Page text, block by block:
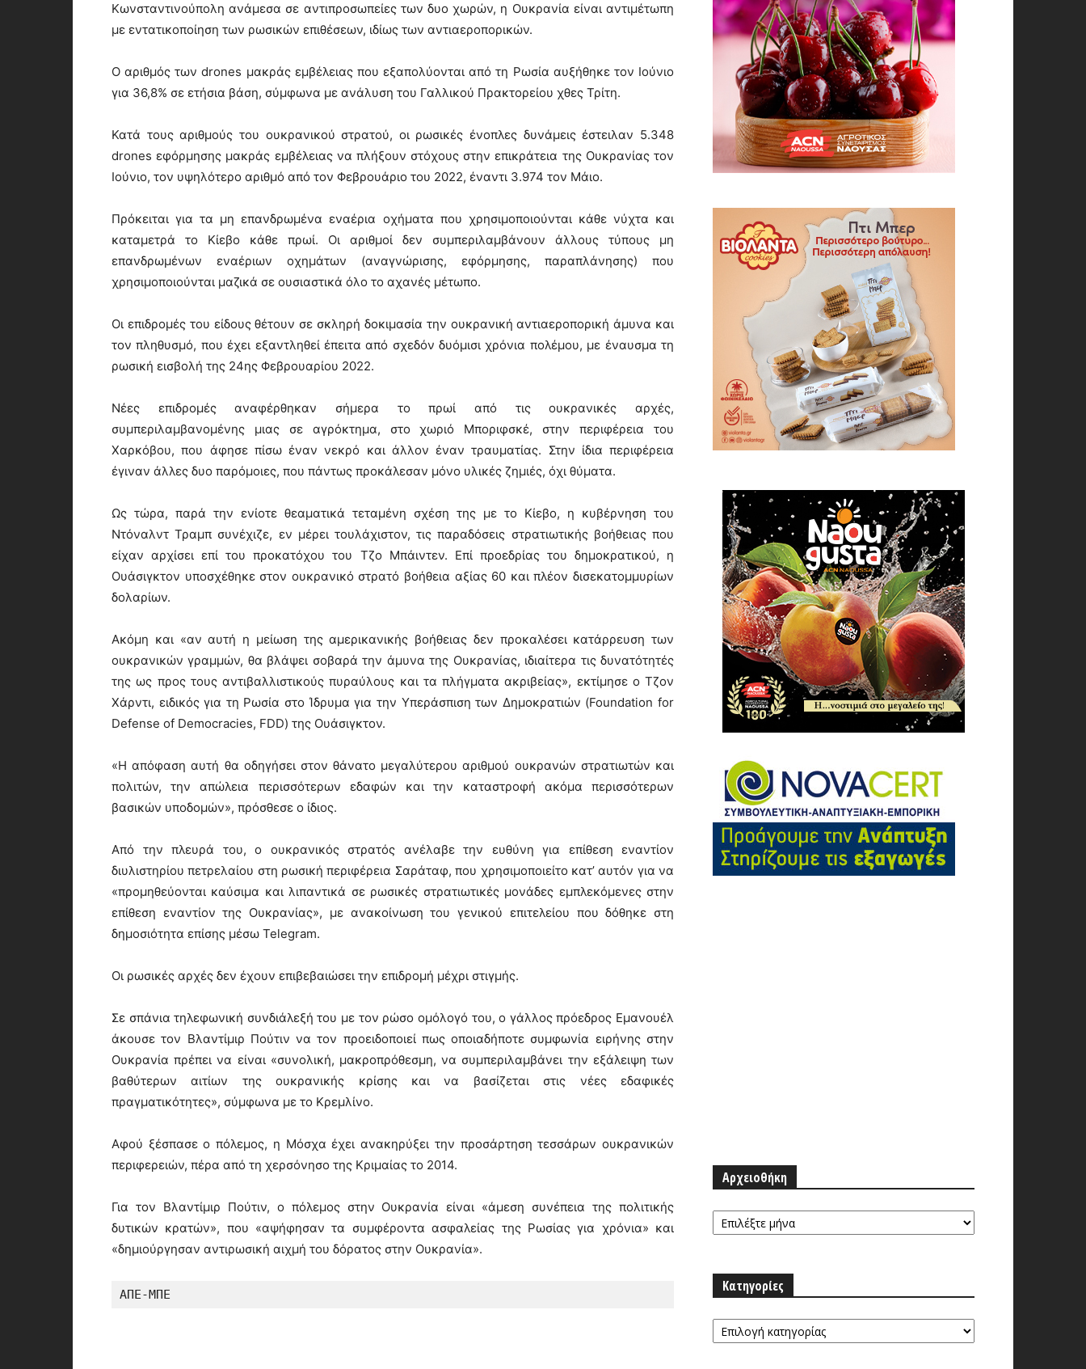
Κωνσταντινούπολη ανάμεσα σε αντιπροσωπείες των δυο χωρών, η Ουκρανία είναι αντιμέτωπη
με εντατικοποίηση των ρωσικών επιθέσεων, ιδίως των αντιαεροπορικών.
Ο αριθμός των drones μακράς εμβέλειας που εξαπολύονται από τη Ρωσία αυξήθηκε τον Ιούνιο
για 36,8% σε ετήσια βάση, σύμφωνα με ανάλυση του Γαλλικού Πρακτορείου χθες Τρίτη.
Κατά τους αριθμούς του ουκρανικού στρατού, οι ρωσικές ένοπλες δυνάμεις έστειλαν 5.348
drones εφόρμησης μακράς εμβέλειας να πλήξουν στόχους στην επικράτεια της Ουκρανίας τον
Ιούνιο, τον υψηλότερο αριθμό από τον Φεβρουάριο του 2022, έναντι 3.974 τον Μάιο.
Πρόκειται για τα μη επανδρωμένα εναέρια οχήματα που χρησιμοποιούνται κάθε νύχτα και
καταμετρά το Κίεβο κάθε πρωί. Οι αριθμοί δεν συμπεριλαμβάνουν άλλους τύπους μη
επανδρωμένων εναέριων οχημάτων (αναγνώρισης, εφόρμησης, παραπλάνησης) που
χρησιμοποιούνται μαζικά σε ουσιαστικά όλο το αχανές μέτωπο.
Οι επιδρομές του είδους θέτουν σε σκληρή δοκιμασία την ουκρανική αντιαεροπορική άμυνα και
τον πληθυσμό, που έχει εξαντληθεί έπειτα από σχεδόν δυόμισι χρόνια πολέμου, με έναυσμα τη
ρωσική εισβολή της 24ης Φεβρουαρίου 2022.
Νέες επιδρομές αναφέρθηκαν σήμερα το πρωί από τις ουκρανικές αρχές,
συμπεριλαμβανομένης μιας σε αγρόκτημα, στο χωριό Μποριφσκέ, στην περιφέρεια του
Χαρκόβου, που άφησε πίσω έναν νεκρό και άλλον έναν τραυματίας. Στην ίδια περιφέρεια
έγιναν άλλες δυο παρόμοιες, που πάντως προκάλεσαν μόνο υλικές ζημιές, όχι θύματα.
Ως τώρα, παρά την ενίοτε θεαματικά τεταμένη σχέση της με το Κίεβο, η κυβέρνηση του
Ντόναλντ Τραμπ συνέχιζε, εν μέρει τουλάχιστον, τις παραδόσεις στρατιωτικής βοήθειας που
είχαν αρχίσει επί του προκατόχου του Τζο Μπάιντεν. Επί προεδρίας του δημοκρατικού, η
Ουάσιγκτον υποσχέθηκε στον ουκρανικό στρατό βοήθεια αξίας 60 και πλέον δισεκατομμυρίων
δολαρίων.
Ακόμη και «αν αυτή η μείωση της αμερικανικής βοήθειας δεν προκαλέσει κατάρρευση των
ουκρανικών γραμμών, θα βλάψει σοβαρά την άμυνα της Ουκρανίας, ιδιαίτερα τις δυνατότητές
της ως προς τους αντιβαλλιστικούς πυραύλους και τα πλήγματα ακριβείας», εκτίμησε ο Τζον
Χάρντι, ειδικός για τη Ρωσία στο Ίδρυμα για την Υπεράσπιση των Δημοκρατιών (Foundation for
Defense of Democracies, FDD) της Ουάσιγκτον.
«Η απόφαση αυτή θα οδηγήσει στον θάνατο μεγαλύτερου αριθμού ουκρανών στρατιωτών και
πολιτών, την απώλεια περισσότερων εδαφών και την καταστροφή ακόμα περισσότερων
βασικών υποδομών», πρόσθεσε ο ίδιος.
Από την πλευρά του, ο ουκρανικός στρατός ανέλαβε την ευθύνη για επίθεση εναντίον
διυλιστηρίου πετρελαίου στη ρωσική περιφέρεια Σαράταφ, που χρησιμοποιείτο κατ’ αυτόν για να
«προμηθεύονται καύσιμα και λιπαντικά σε ρωσικές στρατιωτικές μονάδες εμπλεκόμενες στην
επίθεση εναντίον της Ουκρανίας», με ανακοίνωση του γενικού επιτελείου που δόθηκε στη
δημοσιότητα επίσης μέσω Telegram.
Οι ρωσικές αρχές δεν έχουν επιβεβαιώσει την επιδρομή μέχρι στιγμής.
Σε σπάνια τηλεφωνική συνδιάλεξή του με τον ρώσο ομόλογό του, ο γάλλος πρόεδρος Εμανουέλ
άκουσε τον Βλαντίμιρ Πούτιν να τον προειδοποιεί πως οποιαδήποτε συμφωνία ειρήνης στην
Ουκρανία πρέπει να είναι «συνολική, μακροπρόθεσμη, να συμπεριλαμβάνει την εξάλειψη των
βαθύτερων αιτίων της ουκρανικής κρίσης και να βασίζεται στις νέες εδαφικές
πραγματικότητες», σύμφωνα με το Κρεμλίνο.
Αφού ξέσπασε ο πόλεμος, η Μόσχα έχει ανακηρύξει την προσάρτηση τεσσάρων ουκρανικών
περιφερειών, πέρα από τη χερσόνησο της Κριμαίας το 2014.
Για τον Βλαντίμιρ Πούτιν, ο πόλεμος στην Ουκρανία είναι «άμεση συνέπεια της πολιτικής
δυτικών κρατών», που «αψήφησαν τα συμφέροντα ασφαλείας της Ρωσίας για χρόνια» και
«δημιούργησαν αντιρωσική αιχμή του δόρατος στην Ουκρανία».
ΑΠΕ-ΜΠΕ
Αρχειοθήκη
Αρχειοθήκη
Κατηγορίες
Κατηγορίες